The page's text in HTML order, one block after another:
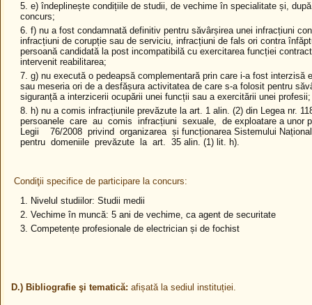
e) îndeplinește condițiile de studii, de vechime în specialitate și,
concurs;
f) nu a fost condamnată definitiv pentru săvârșirea unei infracțiuni
infracțiuni de corupție sau de serviciu, infracțiuni de fals ori contra
persoană candidată la post incompatibilă cu exercitarea funcției
intervenit reabilitarea;
g) nu execută o pedeapsă complementară prin care i-a fost
sau meseria ori de a desfășura activitatea de care s-a folosit pentru
siguranță a interzicerii ocupării unei funcții sau a exercitării unei profesii;
h) nu a comis infracțiunile prevăzute la art. 1 alin. (2) din Legea nr.
persoanele care au comis infracțiuni sexuale, de exploatare a unor
Legii 76/2008 privind organizarea și funcționarea Sistemului
pentru domeniile prevăzute la art. 35 alin. (1) lit. h).
Condiţii specifice de participare la concurs:
Nivelul studiilor: Studii medii
Vechime în muncă: 5 ani de vechime, ca agent de securitate
Competențe profesionale de electrician și de fochist
D.) Bibliografie şi tematică: afișată la sediul instituției.